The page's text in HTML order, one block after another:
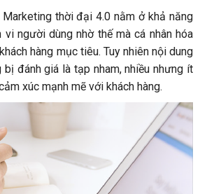
thời đại 4.0 nằm ở khả năng
vi người dùng nhờ thế mà cá nhân hóa
hàng mục tiêu. Tuy nhiên nội dung
đánh giá là tạp nham, nhiều nhưng ít
xúc mạnh mẽ với khách hàng.